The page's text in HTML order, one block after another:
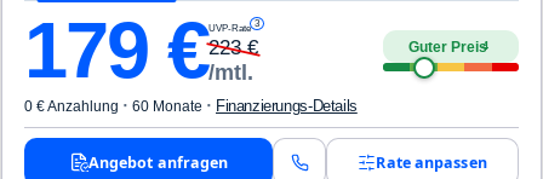
179 €UVP-Rate 3
223€
/mtl.
Guter Preis4
0 € Anzahlung · 60 Monate · Finanzierungs-Details
Angebot anfragen Rate anpassen